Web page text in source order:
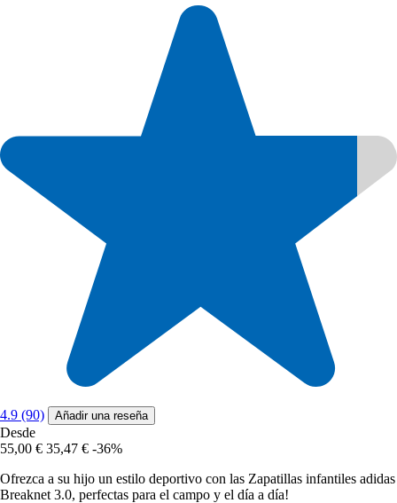
4.9 (90) Añadir una reseña
Desde
55,00 € 35,47 € -36%
Ofrezca a su hijo un estilo deportivo con las Zapatillas infantiles adidas
Breaknet 3.0, perfectas para el campo y el día a día!